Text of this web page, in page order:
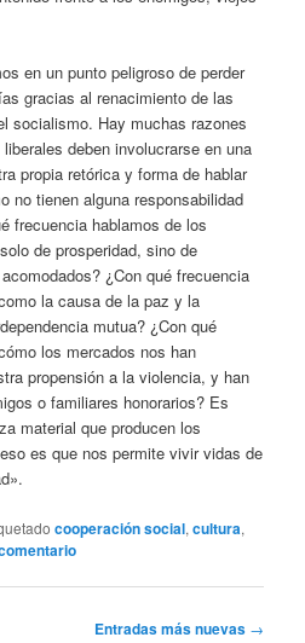
en un punto peligroso de perder
gracias al renacimiento de las
socialismo. Hay muchas razones
deben involucrarse en una
propia retórica y forma de hablar
no tienen alguna responsabilidad
frecuencia hablamos de los
de prosperidad, sino de
¿Con qué frecuencia
la causa de la paz y la
mutua? ¿Con qué
los mercados nos han
propensión a la violencia, y han
o familiares honorarios? Es
material que producen los
es que nos permite vivir vidas de
cooperación social,cultura,
Entradas más nuevas →